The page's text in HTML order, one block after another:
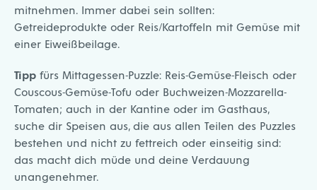
mitnehmen. Immer dabei sein sollten:
Getreideprodukte oder Reis/Kartoffeln mit Gemüse mit
einer Eiweißbeilage.
Tipp fürs Mittagessen-Puzzle: Reis-Gemüse-Fleisch oder
Couscous-Gemüse-Tofu oder Buchweizen-Mozzarella-
Tomaten; auch in der Kantine oder im Gasthaus,
suche dir Speisen aus, die aus allen Teilen des Puzzles
bestehen und nicht zu fettreich oder einseitig sind:
das macht dich müde und deine Verdauung
unangenehmer.